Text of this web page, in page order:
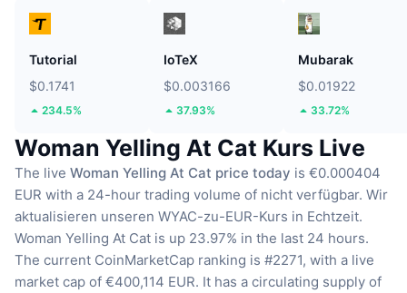
Tutorial
$0.1741
234.5%
IoTeX
$0.003166
37.93%
Mubarak
$0.01922
33.72%
Woman Yelling At Cat Kurs Live
The live Woman Yelling At Cat price today is €0.000404
EUR with a 24-hour trading volume of nicht verfügbar. Wir
aktualisieren unseren WYAC-zu-EUR-Kurs in Echtzeit.
Woman Yelling At Cat is up 23.97% in the last 24 hours.
The current CoinMarketCap ranking is #2271, with a live
market cap of €400,114 EUR. It has a circulating supply of